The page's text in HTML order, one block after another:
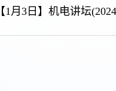
【1月3日】机电讲坛(2024-2）：武汉理工大学信息部周